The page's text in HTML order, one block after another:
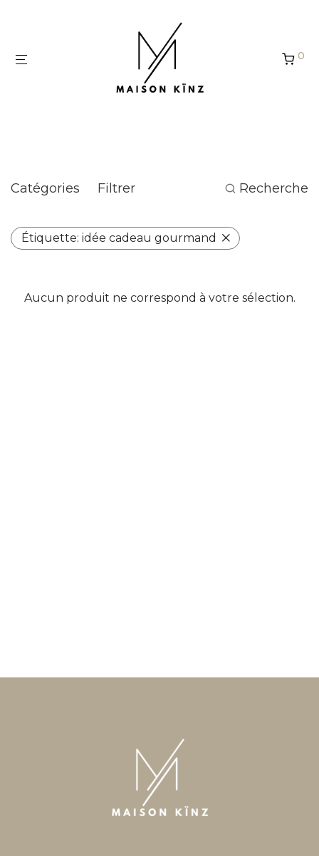
0
Catégories Filtrer Recherche
Étiquette: idée cadeau gourmand
Aucun produit ne correspond à votre sélection.